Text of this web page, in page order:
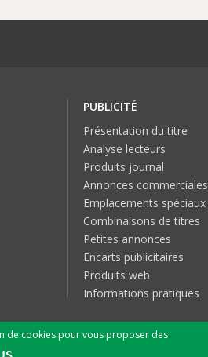
PUBLICITÉ
Présentation du titre
Analyse lecteurs
Produits journal
Annonces commerciales
Emplacements spéciaux
Combinaisons de titres
Petites annonces
Encarts publicitaires
Produits web
Informations pratiques
de cookies pour vous proposer des